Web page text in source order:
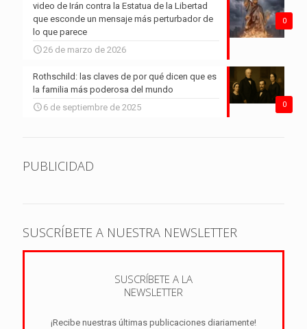
0
video de Irán contra la Estatua de la Libertad
que esconde un mensaje más perturbador de
lo que parece
26 de marzo de 2026
0
Rothschild: las claves de por qué dicen que es
la familia más poderosa del mundo
6 de septiembre de 2025
PUBLICIDAD
SUSCRÍBETE A NUESTRA NEWSLETTER
SUSCRÍBETE A LA
NEWSLETTER
¡Recibe nuestras últimas publicaciones diariamente!